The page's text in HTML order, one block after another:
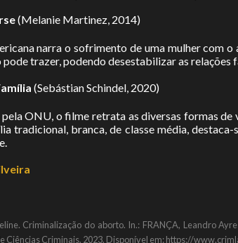
(Melanie Martinez, 2014)
narra o sofrimento de uma mulher com
trazer, podendo desestabilizar as relações
(Sebástian Schindel, 2020)
ONU, o filme retrata as diversas formas
tradicional, branca, de classe média,
Criminalização do aborto. In.: FRANÇA, Leandro
Ciências Criminais, 2023. Disponível em: https://